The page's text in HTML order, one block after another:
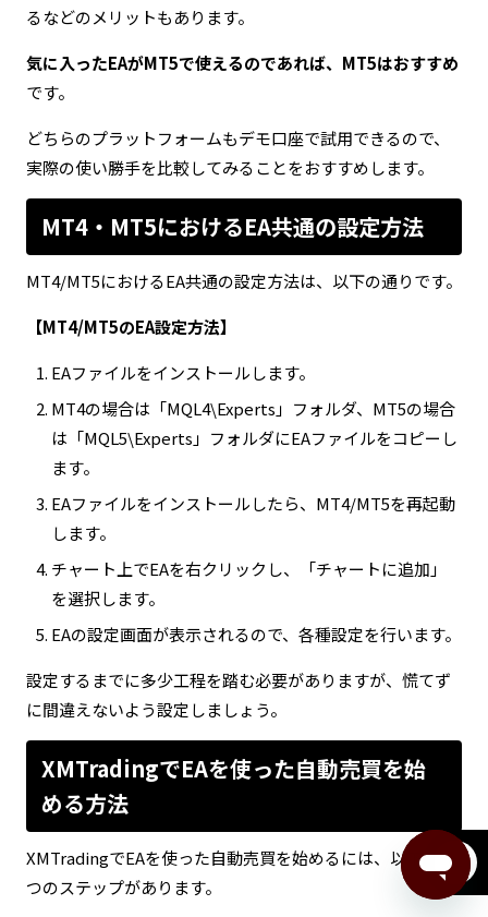
るなどのメリットもあります。
気に入ったEAがMT5で使えるのであれば、MT5はおすすめ
です。
どちらのプラットフォームもデモ口座で試用できるので、
実際の使い勝手を比較してみることをおすすめします。
MT4・MT5におけるEA共通の設定方法
MT4/MT5におけるEA共通の設定方法は、以下の通りです。
【MT4/MT5のEA設定方法】
EAファイルをインストールします。
MT4の場合は「MQL4\Experts」フォルダ、MT5の場合
は「MQL5\Experts」フォルダにEAファイルをコピーし
ます。
EAファイルをインストールしたら、MT4/MT5を再起動
します。
チャート上でEAを右クリックし、「チャートに追加」
を選択します。
EAの設定画面が表示されるので、各種設定を行います。
設定するまでに多少工程を踏む必要がありますが、慌てず
に間違えないよう設定しましょう。
XMTradingでEAを使った自動売買を始
める方法
XMTradingでEAを使った自動売買を始めるには、以下の4
つのステップがあります。
menu